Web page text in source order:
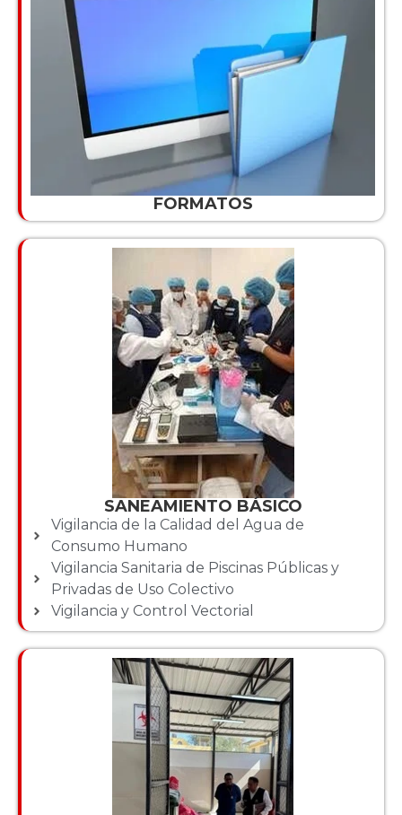
FORMATOS
SANEAMIENTO BÁSICO
Vigilancia de la Calidad del Agua de
Consumo Humano
Vigilancia Sanitaria de Piscinas Públicas y
Privadas de Uso Colectivo
Vigilancia y Control Vectorial